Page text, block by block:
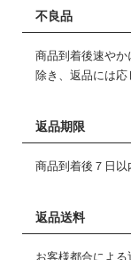
不良品
商品到着後速や
除き、返品には
返品期限
商品到着後７日以
返品送料
お客様都合によ